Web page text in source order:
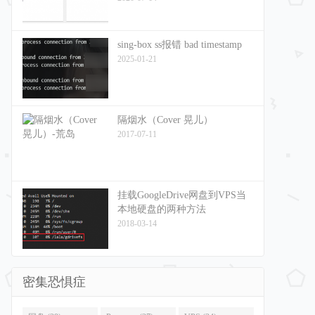
sing-box ss报错 bad timestamp
2025-01-21
隔烟水（Cover 晃儿）
2017-07-11
挂载GoogleDrive网盘到VPS当
本地硬盘的两种方法
2018-03-14
密集恐惧症